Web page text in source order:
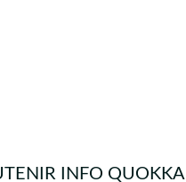
INFO QUOKKA